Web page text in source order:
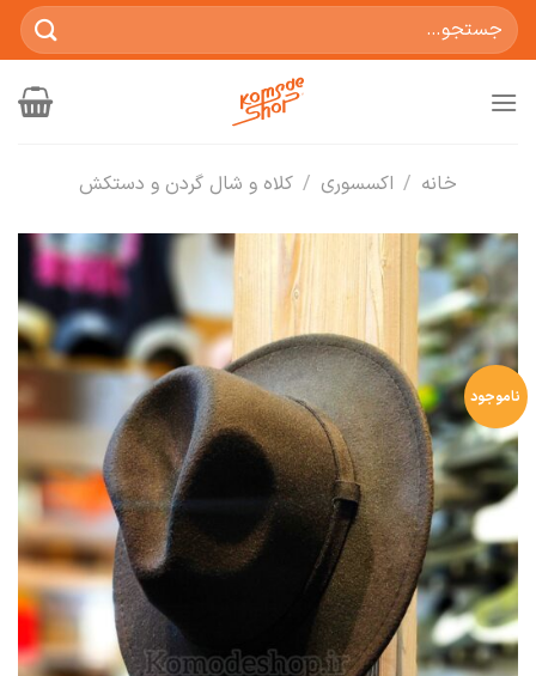
جستجو
برای:
خانه / اکسسوری / کلاه و شال گردن و دستکش
ناموجود